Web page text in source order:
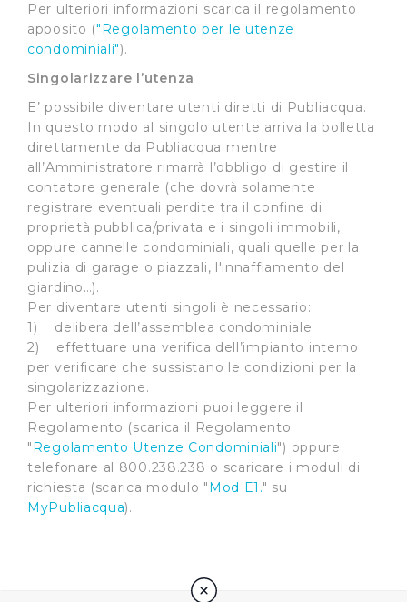
Per ulteriori informazioni scarica il regolamento
apposito ("Regolamento per le utenze
condominiali").
Singolarizzare l’utenza
E’ possibile diventare utenti diretti di Publiacqua.
In questo modo al singolo utente arriva la bolletta
direttamente da Publiacqua mentre
all’Amministratore rimarrà l’obbligo di gestire il
contatore generale (che dovrà solamente
registrare eventuali perdite tra il confine di
proprietà pubblica/privata e i singoli immobili,
oppure cannelle condominiali, quali quelle per la
pulizia di garage o piazzali, l'innaffiamento del
giardino…).
Per diventare utenti singoli è necessario:
1) delibera dell’assemblea condominiale;
2) effettuare una verifica dell’impianto interno
per verificare che sussistano le condizioni per la
singolarizzazione.
Per ulteriori informazioni puoi leggere il
Regolamento (scarica il Regolamento
"Regolamento Utenze Condominiali") oppure
telefonare al 800.238.238 o scaricare i moduli di
richiesta (scarica modulo "Mod E1." su
MyPubliacqua).